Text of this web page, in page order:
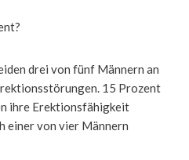
drei von fünf Männern an
15 Prozent
ihre Erektionsfähigkeit
einer von vier Männern